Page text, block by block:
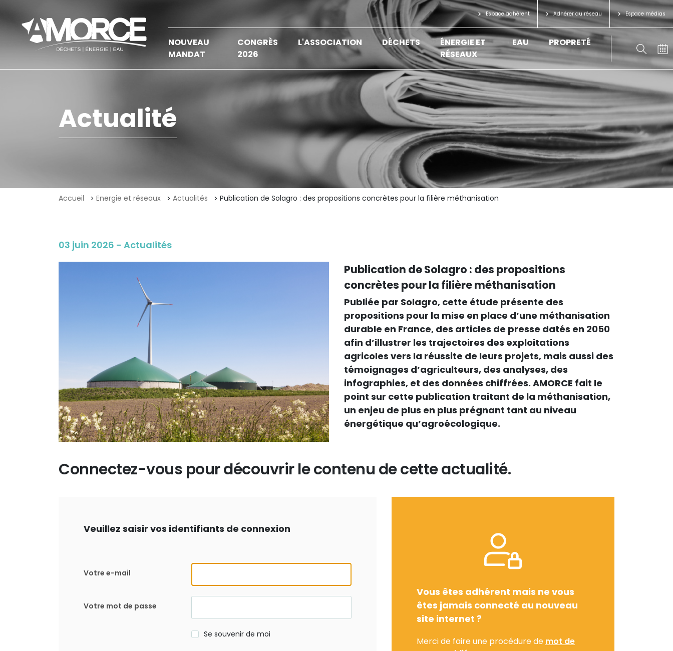
Espace adhérent Adhérer au réseau Espace médias
NOUVEAU
MANDAT
CONGRÈS
2026
L'ASSOCIATION DÉCHETS
ÉNERGIE ET
RÉSEAUX
EAU PROPRETÉ
Actualité
Accueil Energie et réseaux Actualités Publication de Solagro : des propositions concrètes pour la filière méthanisation
03 juin 2026 - Actualités
Publication de Solagro : des propositions
concrètes pour la filière méthanisation
Publiée par Solagro, cette étude présente des
propositions pour la mise en place d’une méthanisation
durable en France, des articles de presse datés en 2050
afin d’illustrer les trajectoires des exploitations
agricoles vers la réussite de leurs projets, mais aussi des
témoignages d’agriculteurs, des analyses, des
infographies, et des données chiffrées. AMORCE fait le
point sur cette publication traitant de la méthanisation,
un enjeu de plus en plus prégnant tant au niveau
énergétique qu’agroécologique.
Connectez-vous pour découvrir le contenu de cette actualité.
Veuillez saisir vos identifiants de connexion
Votre e-mail
Votre mot de passe
Se souvenir de moi
Vous êtes adhérent mais ne vous
êtes jamais connecté au nouveau
site internet ?
Merci de faire une procédure de mot de